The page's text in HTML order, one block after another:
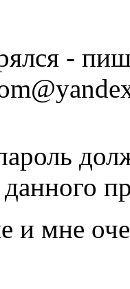
-
и мне